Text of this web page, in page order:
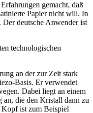
gemacht, daß
Papier nicht will. In
Der deutsche Anwender ist
technologischen
an der zur Zeit stark
Basis. Er verwendet
Dabei liegt an einem
an, die den Kristall dann zu
Kopf ist zum Beispiel